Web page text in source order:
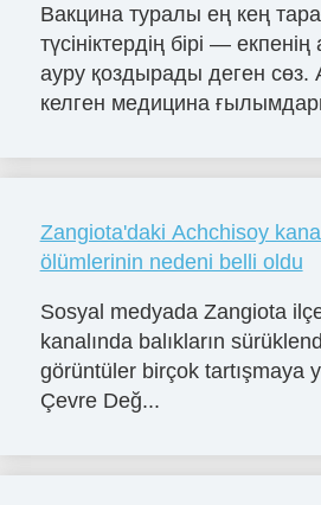
Вакцина туралы ең кең
түсініктердің бірі —
ауру қоздырады деген сөз.
келген медицина
Zangiota'daki Achchisoy
ölümlerinin nedeni belli oldu
Sosyal medyada Zangiota
kanalında balıkların
görüntüler birçok tartışmaya
Çevre Değ...